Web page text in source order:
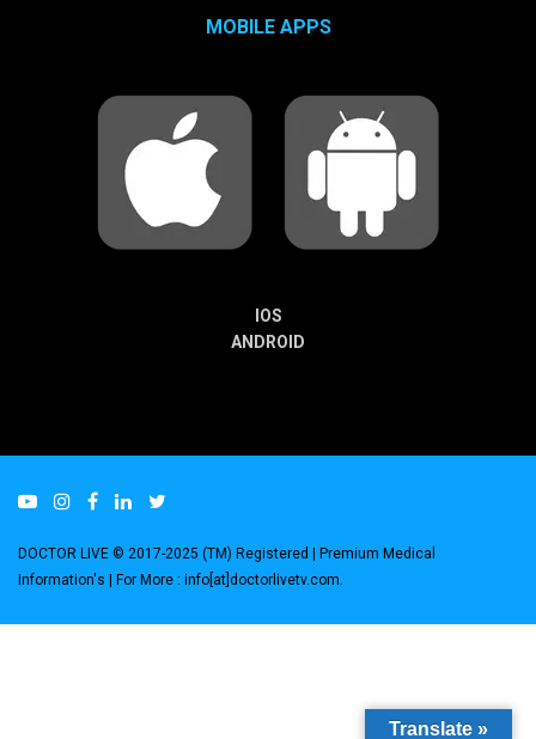
MOBILE APPS
IOS
ANDROID
DOCTOR LIVE © 2017-2025 (TM) Registered | Premium Medical
Information's | For More : info[at]doctorlivetv.com
Translate »